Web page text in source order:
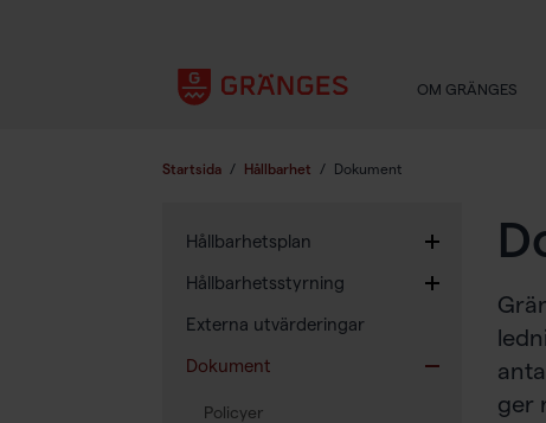
OM GRÄNGES
Startsida / Hållbarhet / Dokument
Hållbarhetsplan
Hållbarhetsstyrning
Externa utvärderingar
Dokument
Policyer
ger